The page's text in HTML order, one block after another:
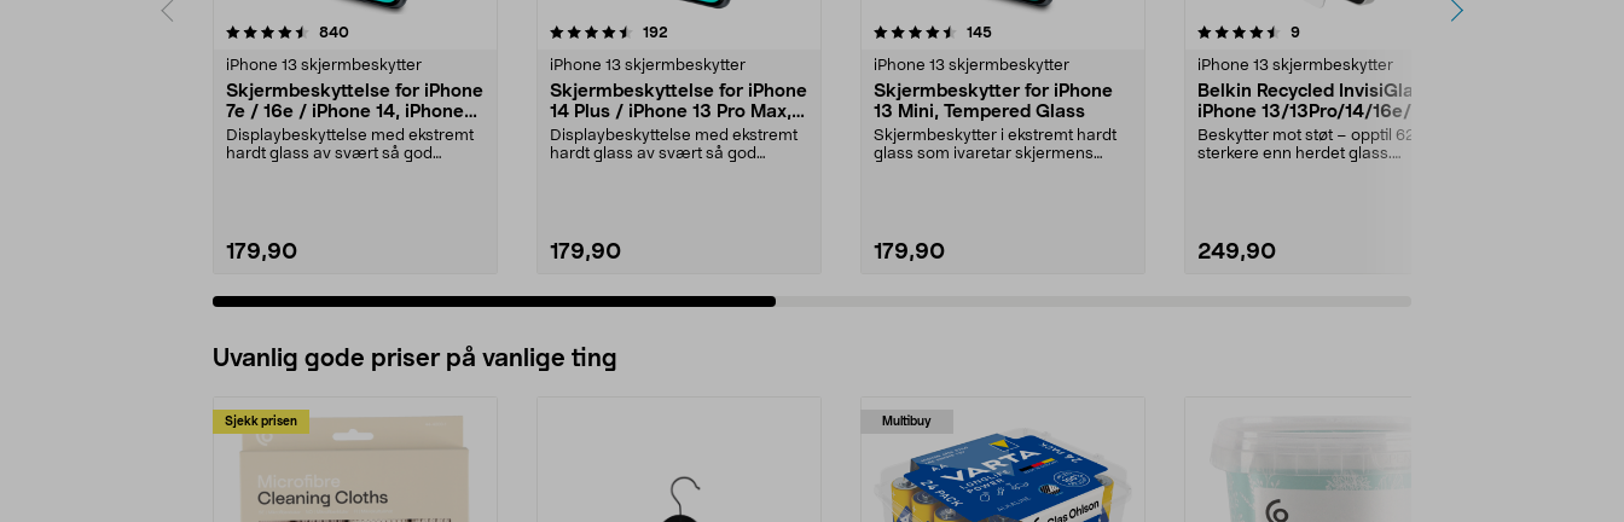
840anmeldelser
iPhone 13 skjermbeskytter
Skjermbeskyttelse for iPhone
7e / 16e / iPhone 14, iPhone
13 / 13 Pro, Tempered Glass
Displaybeskyttelse med ekstremt
hardt glass av svært så god
179,90
4.5 av 5 stjerner 192
iPhone 13 skjermbeskytter
Skjermbeskyttelse for iPhone
14 Plus / iPhone 13 Pro Max,
Tempered Glass
Displaybeskyttelse med ekstremt
hardt glass av svært så god
179,90
4.5 av 5 stjerner 145anmeldelser
iPhone 13 skjermbeskytter
Skjermbeskytter for iPhone
13 Mini, Tempered Glass
Skjermbeskytter i ekstremt hardt
glass som ivaretar skjermens
179,90
4.5 av 5 stjerner 9anmeldelser
iPhone 13 skjermbeskytter
Belkin Recycled InvisiGlass
iPhone 13/13Pro/14/16e/17e
skjermbeskytter
Beskytter mot støt – opptil 62 %
sterkere enn herdet glass.
249,90
4.5 av 5 stjerner
Uvanlig gode priser på vanlige ting
Sjekk prisen Multibuy